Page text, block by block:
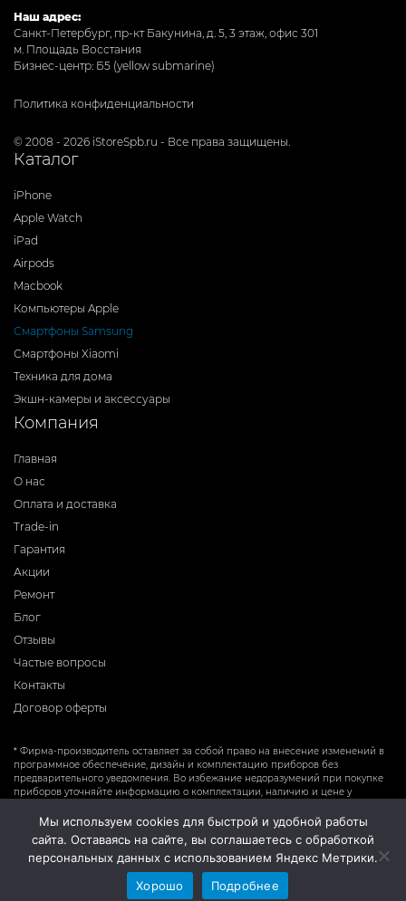
Наш адрес:
Санкт-Петербург, пр-кт Бакунина, д. 5, 3 этаж, офис 301
м. Площадь Восстания
Бизнес-центр: Б5 (yellow submarine)
Политика конфиденциальности
© 2008 - 2026 iStoreSpb.ru - Все права защищены.
Каталог
iPhone
Apple Watch
iPad
Airpods
Macbook
Компьютеры Apple
Смартфоны Samsung
Смартфоны Xiaomi
Техника для дома
Экшн-камеры и аксессуары
Компания
Главная
О нас
Оплата и доставка
Trade-in
Гарантия
Акции
Ремонт
Блог
Отзывы
Частые вопросы
Контакты
Договор оферты
* Фирма-производитель оставляет за собой право на внесение изменений в
программное обеспечение, дизайн и комплектацию приборов без
предварительного уведомления. Во избежание недоразумений при покупке
приборов уточняйте информацию о комплектации, наличию и цене у
является публичной офертой.
Мы используем cookies для быстрой и удобной работы
сайта. Оставаясь на сайте, вы соглашаетесь с обработкой
персональных данных с использованием Яндекс Метрики.
Хорошо
Подробнее